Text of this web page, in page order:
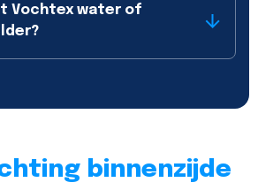
Vochtex water of
binnenzijde